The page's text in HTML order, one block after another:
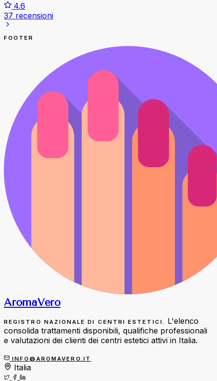
4.6
37 recensioni
FOOTER
AromaVero
REGISTRO NAZIONALE DI CENTRI ESTETICI.
L'elenco
consolida trattamenti disponibili, qualifiche professionali
e valutazioni dei clienti dei centri estetici attivi in Italia.
INFO@AROMAVERO.IT
Italia